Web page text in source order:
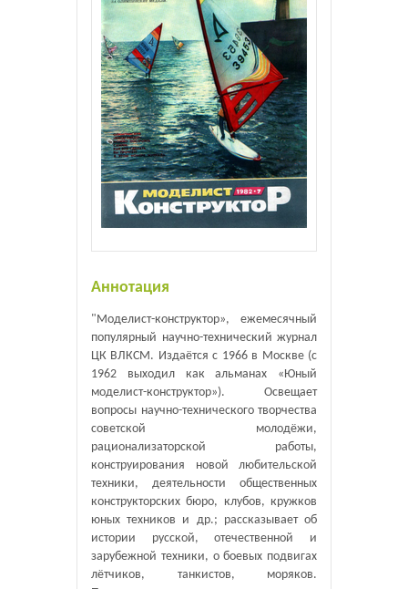
Аннотация
"Моделист-конструктор», ежемесячный
популярный научно-технический журнал
ЦК ВЛКСМ. Издаётся с 1966 в Москве (с
1962 выходил как альманах «Юный
моделист-конструктор»). Освещает
вопросы научно-технического творчества
советской молодёжи,
рационализаторской работы,
конструирования новой любительской
техники, деятельности общественных
конструкторских бюро, клубов, кружков
юных техников и др.; рассказывает об
истории русской, отечественной и
зарубежной техники, о боевых подвигах
лётчиков, танкистов, моряков.